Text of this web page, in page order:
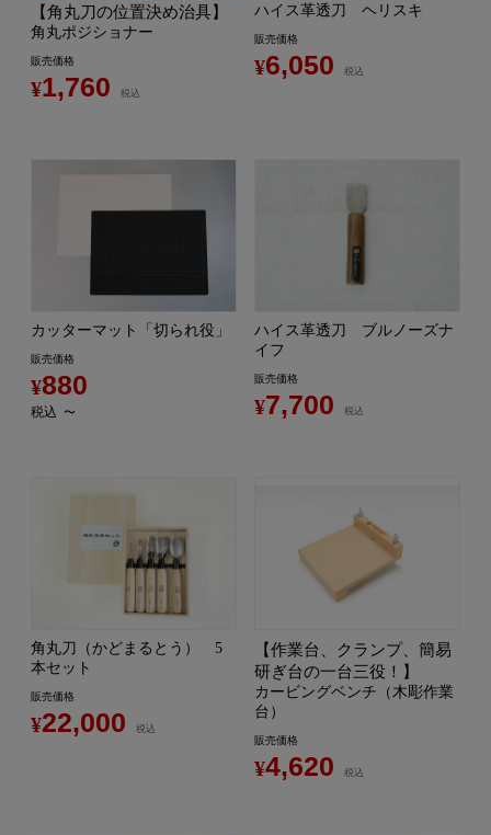
【角丸刀の位置決め治具】
角丸ポジショナー
販売価格
¥1,760 税込
ハイス革透刀 ヘリスキ
販売価格
¥6,050 税込
カッターマット「切られ役」
販売価格
¥880
税込 〜
ハイス革透刀 ブルノーズナ
イフ
販売価格
¥7,700 税込
角丸刀（かどまるとう） 5
本セット
販売価格
¥22,000 税込
【作業台、クランプ、簡易
研ぎ台の一台三役！】
カービングベンチ（木彫作業
台）
販売価格
¥4,620 税込